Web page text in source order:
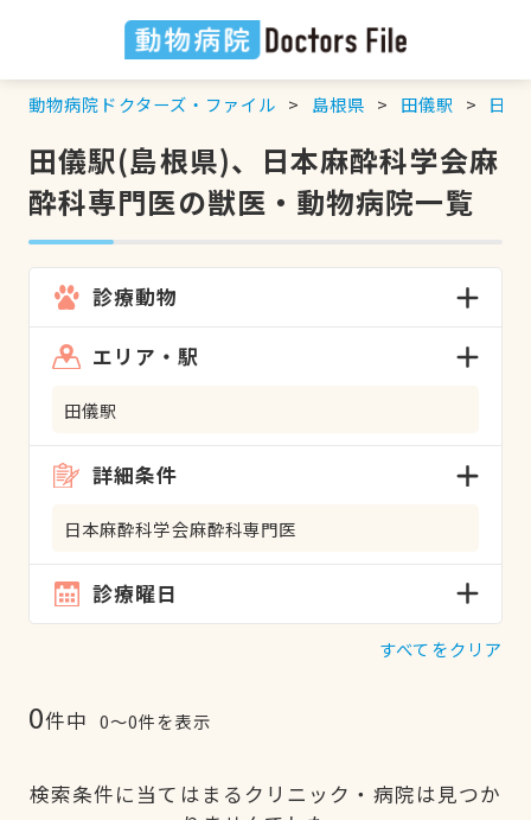
動物病院ドクターズ・ファイル 島根県 田儀駅 日本
田儀駅(島根県)、日本麻酔科学会麻
酔科専門医の獣医・動物病院一覧
診療動物
エリア・駅
田儀駅
詳細条件
日本麻酔科学会麻酔科専門医
診療曜日
すべてをクリア
0件中 0〜0件を表示
検索条件に当てはまるクリニック・病院は見つか